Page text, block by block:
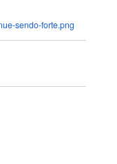
sendo-forte.png